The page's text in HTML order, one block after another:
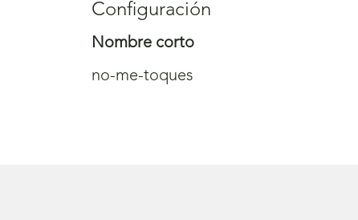
Configuración
Nombre corto
no-me-toques